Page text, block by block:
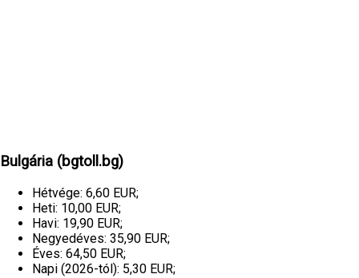
Bulgária (bgtoll.bg)
Hétvége: 6,60 EUR;
Heti: 10,00 EUR;
Havi: 19,90 EUR;
Negyedéves: 35,90 EUR;
Éves: 64,50 EUR;
Napi (2026-tól): 5,30 EUR;